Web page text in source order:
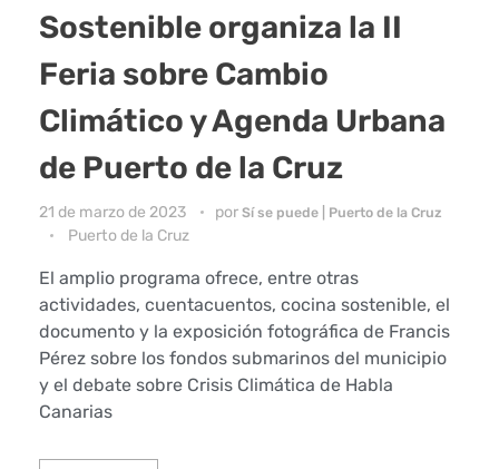
Sostenible organiza la II
Feria sobre Cambio
Climático y Agenda Urbana
de Puerto de la Cruz
21 de marzo de 2023 por Sí se puede | Puerto de la Cruz
Puerto de la Cruz
El amplio programa ofrece, entre otras
actividades, cuentacuentos, cocina sostenible, el
documento y la exposición fotográfica de Francis
Pérez sobre los fondos submarinos del municipio
y el debate sobre Crisis Climática de Habla
Canarias